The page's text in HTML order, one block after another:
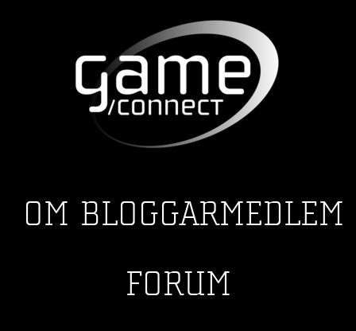
OM BLOGGARMEDLEM
FORUM